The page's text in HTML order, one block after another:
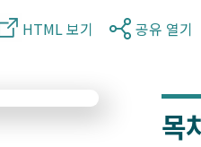
HTML 보기 공유 열기
목